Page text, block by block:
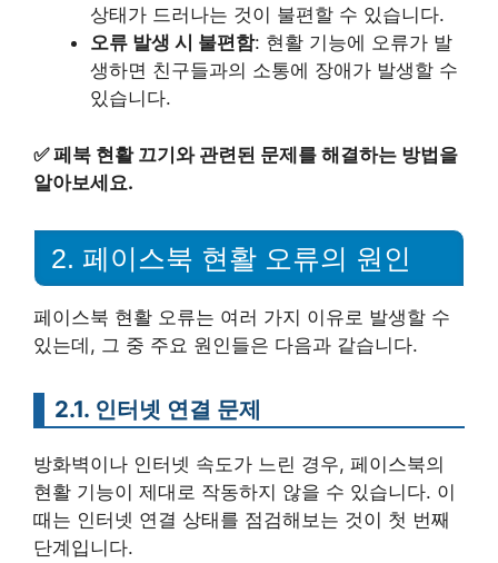
상태가 드러나는 것이 불편할 수 있습니다.
오류 발생 시 불편함: 현활 기능에 오류가 발
생하면 친구들과의 소통에 장애가 발생할 수
있습니다.
✅페북 현활 끄기와 관련된 문제를 해결하는 방법을
알아보세요.
2. 페이스북 현활 오류의 원인
페이스북 현활 오류는 여러 가지 이유로 발생할 수
있는데, 그 중 주요 원인들은 다음과 같습니다.
2.1. 인터넷 연결 문제
방화벽이나 인터넷 속도가 느린 경우, 페이스북의
현활 기능이 제대로 작동하지 않을 수 있습니다. 이
때는 인터넷 연결 상태를 점검해보는 것이 첫 번째
단계입니다.